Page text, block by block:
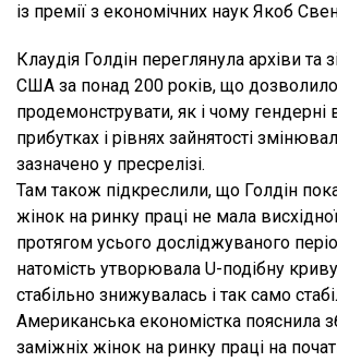
із премії з економічних наук Якоб
Клаудія Голдін переглянула архіви та
США за понад 200 років, що
продемонструвати, як і чому гендерні
прибутках і рівнях зайнятості
зазначено у пресрелізі.
Там також підкреслили, що Голдін
жінок на ринку праці не мала
протягом усього досліджуваного
натомість утворювала U-подібну
стабільно знижувалась і так само
Американська економістка пояснила
заміжніх жінок на ринку праці на